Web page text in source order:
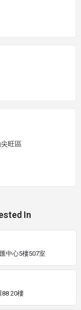
旺區
In
中心5樓507室
88 20樓